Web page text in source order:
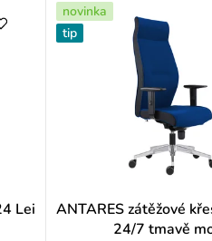
Lei
novinka
tip
ANTARES zátěžové
24/7 tmavě